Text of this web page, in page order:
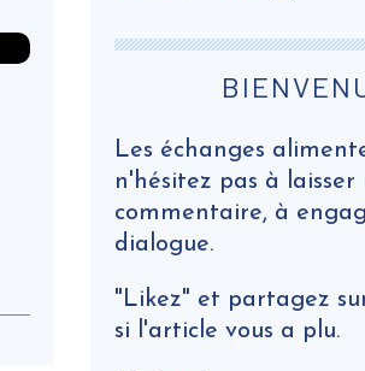
Les échanges
n'hésitez pas à
commentaire, à
dialogue.
"Likez" et partagez
si l'article vous a plu.